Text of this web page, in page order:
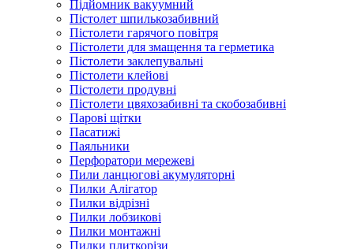
Підйомник вакуумний
Пістолет шпилькозабивний
Пістолети гарячого повітря
Пістолети для змащення та герметика
Пістолети заклепувальні
Пістолети клейові
Пістолети продувні
Пістолети цвяхозабивні та скобозабивні
Парові щітки
Пасатижі
Паяльники
Перфоратори мережеві
Пили ланцюгові акумуляторні
Пилки Алігатор
Пилки відрізні
Пилки лобзикові
Пилки монтажні
Пилки плиткорізи